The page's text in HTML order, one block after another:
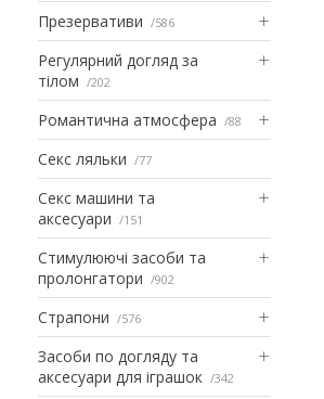
Презервативи 586
Регулярний догляд за
тілом
202
Романтична атмосфера 88
Секс ляльки 77
Секс машини та
аксесуари
151
Стимулюючі засоби та
пролонгатори
902
Страпони 576
Засоби по догляду та
аксесуари для іграшок
342